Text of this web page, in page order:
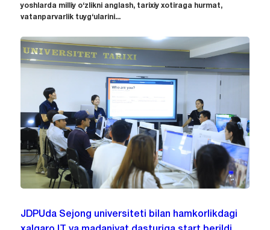
yoshlarda milliy o‘zlikni anglash, tarixiy xotiraga hurmat,
vatanparvarlik tuyg‘ularini...
JDPUda Sejong universiteti bilan hamkorlikdagi